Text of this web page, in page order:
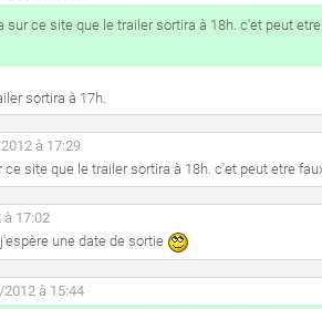
sur ce site que le trailer sortira à 18h. c'et peut etre
sortira à 17h.
à 17:29
ce site que le trailer sortira à 18h. c'et peut etre
à 17:02
une date de sortie
2012 à 15:44